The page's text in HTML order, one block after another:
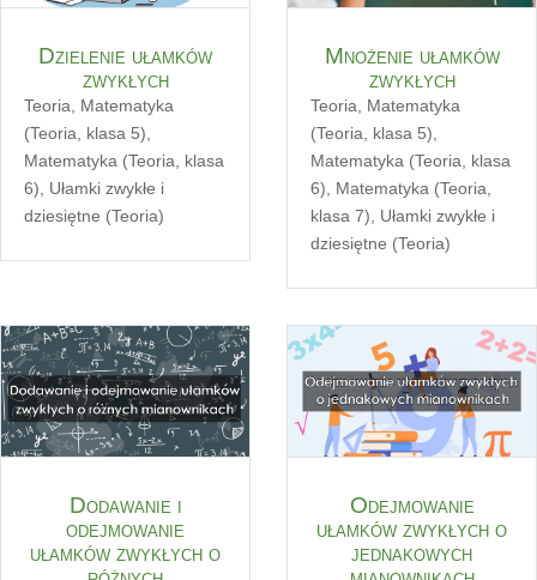
Dzielenie ułamków
zwykłych
Teoria
Matematyka
(Teoria, klasa 5)
Matematyka (Teoria, klasa
6)
Ułamki zwykłe i
dziesiętne (Teoria)
Mnożenie ułamków
zwykłych
Teoria
Matematyka
(Teoria, klasa 5)
Matematyka (Teoria, klasa
6)
Matematyka (Teoria,
klasa 7)
Ułamki zwykłe i
dziesiętne (Teoria)
Dodawanie i
odejmowanie
ułamków zwykłych o
Odejmowanie
ułamków zwykłych o
jednakowych